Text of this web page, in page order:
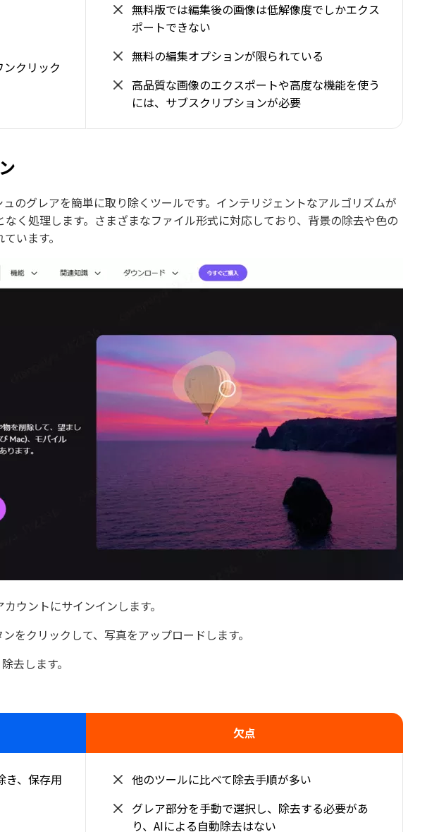
クリック
無料版では編集後の画像は低解像度でしかエクス
ポートできない
無料の編集オプションが限られている
高品質な画像のエクスポートや高度な機能を使う
には、サブスクリプションが必要
のグレアを簡単に取り除くツールです。インテリジェントなアルゴリズムが
く処理します。さまざまなファイル形式に対応しており、背景の除去や色の
います。
ウントにサインインします。
クリックして、写真をアップロードします。
去します。
欠点
き、保存用
他のツールに比べて除去手順が多い
グレア部分を手動で選択し、除去する必要があ
り、AIによる自動除去はない